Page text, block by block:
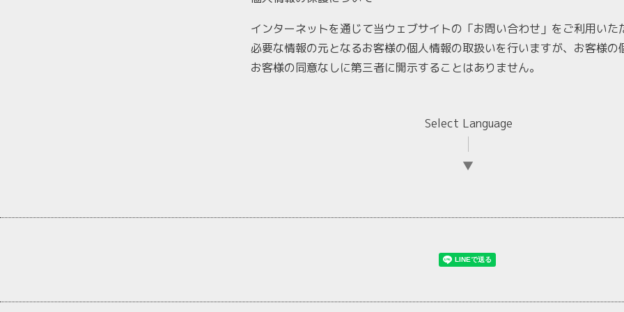
インターネットを通じて当ウェブサイトの「お問い合わせ」をご利用いた
必要な情報の元となるお客様の個人情報の取扱いを行いますが、お客様の
お客様の同意なしに第三者に開示することはありません。
Select Language
▼